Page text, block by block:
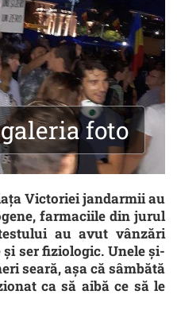
foto
Victoriei jandarmii au
farmaciile din jurul
au avut vânzări
ser fiziologic. Unele și-
seară, așa că sâmbătă
ca să aibă ce să le